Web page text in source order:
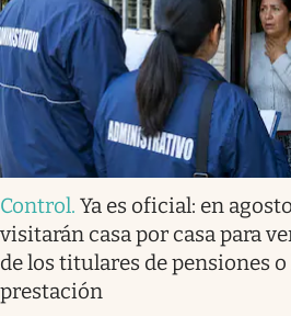
Control. Ya es oficial: en
visitarán casa por casa para
de los titulares de pensiones o
prestación